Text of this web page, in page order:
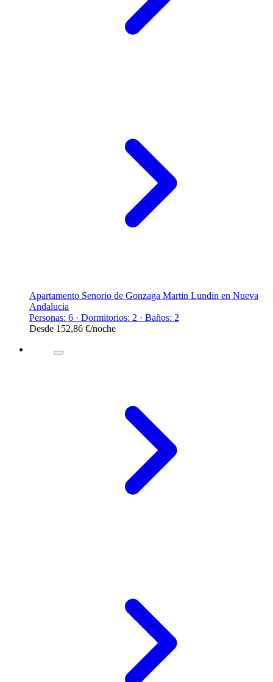
Apartamento Senorio de Gonzaga Martin Lundin en Nueva
Andalucia
Personas: 6 · Dormitorios: 2 · Baños: 2
Desde 152,86 €/noche